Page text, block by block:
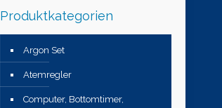
Produktkategorien
Argon Set
Atemregler
Computer, Bottomtimer,